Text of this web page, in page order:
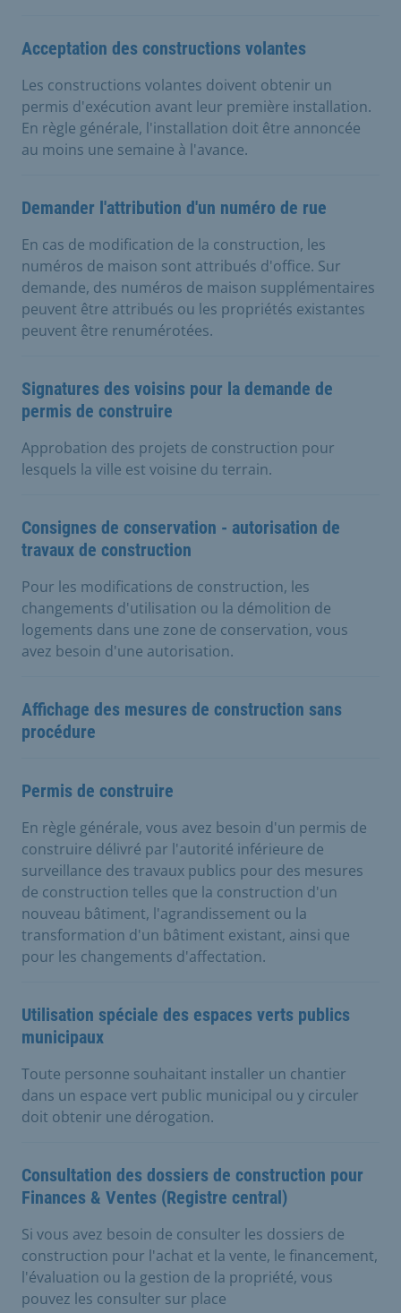
Acceptation des constructions volantes
Les constructions volantes doivent obtenir un
permis d'exécution avant leur première installation.
En règle générale, l'installation doit être annoncée
au moins une semaine à l'avance.
Demander l'attribution d'un numéro de rue
En cas de modification de la construction, les
numéros de maison sont attribués d'office. Sur
demande, des numéros de maison supplémentaires
peuvent être attribués ou les propriétés existantes
peuvent être renumérotées.
Signatures des voisins pour la demande de
permis de construire
Approbation des projets de construction pour
lesquels la ville est voisine du terrain.
Consignes de conservation - autorisation de
travaux de construction
Pour les modifications de construction, les
changements d'utilisation ou la démolition de
logements dans une zone de conservation, vous
avez besoin d'une autorisation.
Affichage des mesures de construction sans
procédure
Permis de construire
En règle générale, vous avez besoin d'un permis de
construire délivré par l'autorité inférieure de
surveillance des travaux publics pour des mesures
de construction telles que la construction d'un
nouveau bâtiment, l'agrandissement ou la
transformation d'un bâtiment existant, ainsi que
pour les changements d'affectation.
Utilisation spéciale des espaces verts publics
municipaux
Toute personne souhaitant installer un chantier
dans un espace vert public municipal ou y circuler
doit obtenir une dérogation.
Consultation des dossiers de construction pour
Finances & Ventes (Registre central)
Si vous avez besoin de consulter les dossiers de
construction pour l'achat et la vente, le financement,
l'évaluation ou la gestion de la propriété, vous
pouvez les consulter sur place